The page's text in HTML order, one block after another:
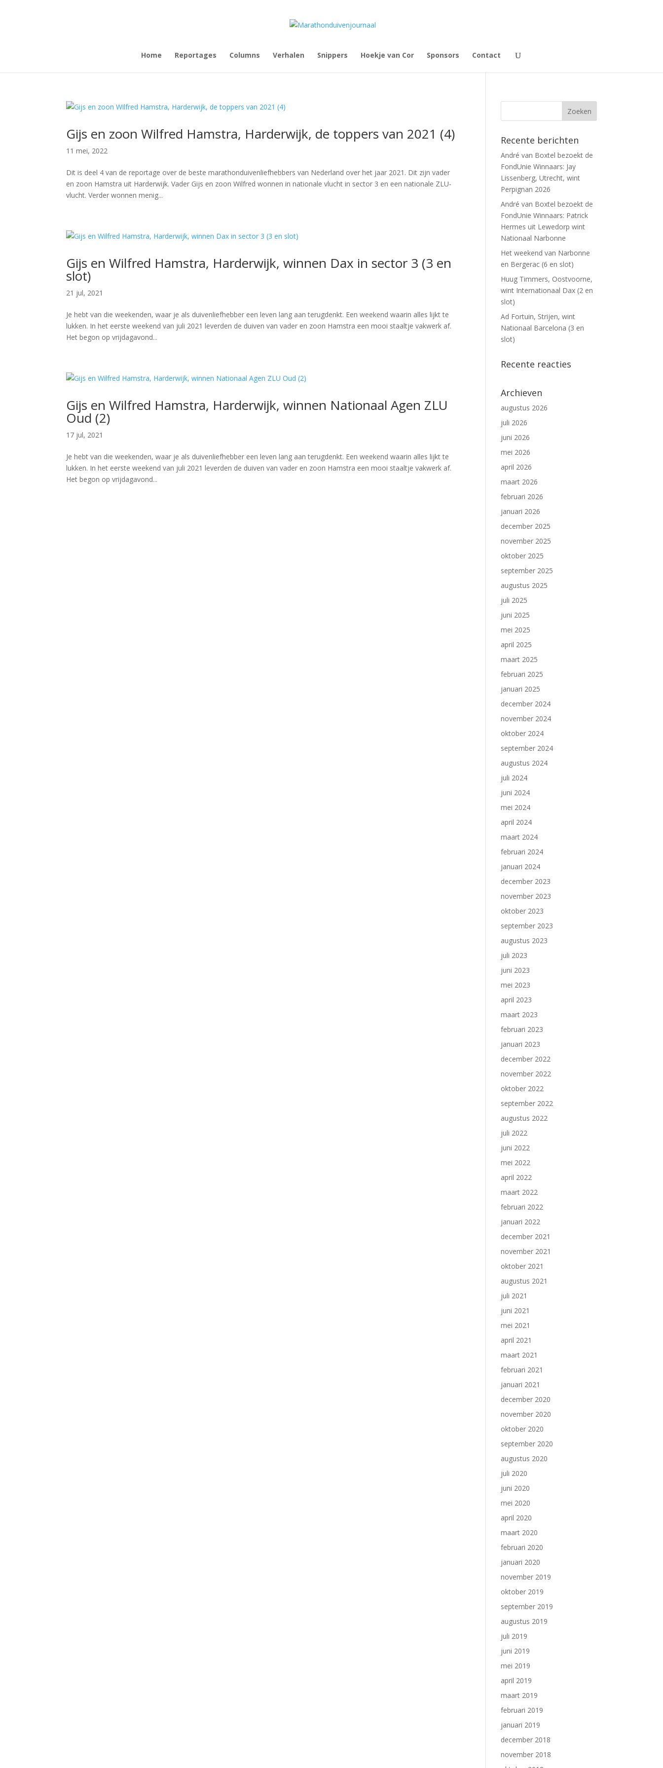
Home Reportages Columns Verhalen Snippers Hoekje van Cor Sponsors Contact
Gijs en zoon Wilfred Hamstra, Harderwijk, de toppers van 2021 (4)
11 mei, 2022
Dit is deel 4 van de reportage over de beste marathonduivenliefhebbers van Nederland over het jaar 2021. Dit zijn vader
en zoon Hamstra uit Harderwijk. Vader Gijs en zoon Wilfred wonnen in nationale vlucht in sector 3 en een nationale ZLU-
vlucht. Verder wonnen menig...
Gijs en Wilfred Hamstra, Harderwijk, winnen Dax in sector 3 (3 en
slot)
21 jul, 2021
Je hebt van die weekenden, waar je als duivenliefhebber een leven lang aan terugdenkt. Een weekend waarin alles lijkt te
lukken. In het eerste weekend van juli 2021 leverden de duiven van vader en zoon Hamstra een mooi staaltje vakwerk af.
Het begon op vrijdagavond...
Gijs en Wilfred Hamstra, Harderwijk, winnen Nationaal Agen ZLU
Oud (2)
17 jul, 2021
Je hebt van die weekenden, waar je als duivenliefhebber een leven lang aan terugdenkt. Een weekend waarin alles lijkt te
lukken. In het eerste weekend van juli 2021 leverden de duiven van vader en zoon Hamstra een mooi staaltje vakwerk af.
Het begon op vrijdagavond...
Recente berichten
André van Boxtel bezoekt de
FondUnie Winnaars: Jay
Lissenberg, Utrecht, wint
Perpignan 2026
André van Boxtel bezoekt de
FondUnie Winnaars: Patrick
Hermes uit Lewedorp wint
Nationaal Narbonne
Het weekend van Narbonne
en Bergerac (6 en slot)
Huug Timmers, Oostvoorne,
wint Internationaal Dax (2 en
slot)
Ad Fortuin, Strijen, wint
Nationaal Barcelona (3 en
slot)
Recente reacties
Archieven
augustus 2026
juli 2026
juni 2026
mei 2026
april 2026
maart 2026
februari 2026
januari 2026
december 2025
november 2025
oktober 2025
september 2025
augustus 2025
juli 2025
juni 2025
mei 2025
april 2025
maart 2025
februari 2025
januari 2025
december 2024
november 2024
oktober 2024
september 2024
augustus 2024
juli 2024
juni 2024
mei 2024
april 2024
maart 2024
februari 2024
januari 2024
december 2023
november 2023
oktober 2023
september 2023
augustus 2023
juli 2023
juni 2023
mei 2023
april 2023
maart 2023
februari 2023
januari 2023
december 2022
november 2022
oktober 2022
september 2022
augustus 2022
juli 2022
juni 2022
mei 2022
april 2022
maart 2022
februari 2022
januari 2022
december 2021
november 2021
oktober 2021
augustus 2021
juli 2021
juni 2021
mei 2021
april 2021
maart 2021
februari 2021
januari 2021
december 2020
november 2020
oktober 2020
september 2020
augustus 2020
juli 2020
juni 2020
mei 2020
april 2020
maart 2020
februari 2020
januari 2020
november 2019
oktober 2019
september 2019
augustus 2019
juli 2019
juni 2019
mei 2019
april 2019
maart 2019
februari 2019
januari 2019
december 2018
november 2018